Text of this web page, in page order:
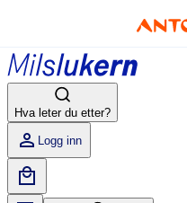
Hva leter du etter?
Logg inn